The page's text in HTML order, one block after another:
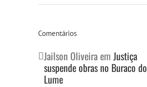
Comentários
Jailson Oliveiraem Justiça
suspende obras no Buraco do
Lume